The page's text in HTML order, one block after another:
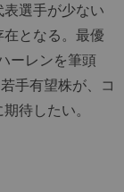
選手が少ない
となる。最優
ーレンを筆頭
手有望株が、コ
待したい。